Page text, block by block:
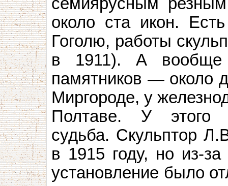
семиярусным
около ста икон.
Гоголю, работы
в 1911). А вообще
памятников — около
Миргороде, у
Полтаве. У этого
судьба. Скульптор
в 1915 году, но из-
установление было